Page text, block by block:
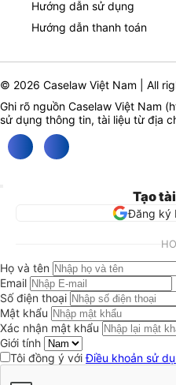
Hướng dẫn sử dụng
Hướng dẫn thanh toán
© 2026 Caselaw Việt Nam | All
Ghi rõ nguồn Caselaw Việt Nam (
sử dụng thông tin, tài liệu từ địa
Tạo
Đăng ký
Họ và tên
Email
Số điện thoại
Mật khẩu
Xác nhận mật khẩu
Giới tính
Tôi đồng ý vớiĐiều khoản sử